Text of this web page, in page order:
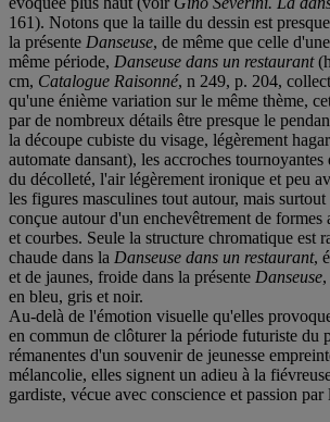
161). Notons que la taille du dessin est
la présente Danseuse, de même que celle
même période, Danseuse dans un restaurant
cm, Catalogue Raisonné, n 249, p. 204,
qu'une énième variation sur le même thème,
par de nombreux détails être presque le
la découpe cubiste du visage, légèrement
automate dansant), les accroches
du décolleté, l'air légèrement ironique et peu
les figures masculines tout autour, mais
conçue autour d'un enchevêtrement de formes
et courbes. Seule la structure chromatique est
chaude dans la Danseuse dans un restaurant,
et de jaunes, froide dans la présente Danseuse
en bleu, gris et noir.
Au-delà de l'émotion visuelle qu'elles
en commun de clôturer la période futuriste du
rémanentes d'un souvenir de jeunesse
mélancolie, elles signent un adieu à la
gardiste, vécue avec conscience et passion par